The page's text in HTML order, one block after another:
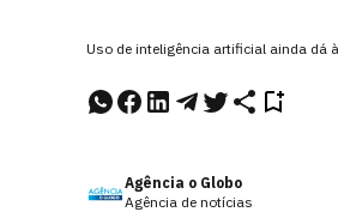
Uso de inteligência artificial ainda dá
Agência o Globo
Agência de notícias